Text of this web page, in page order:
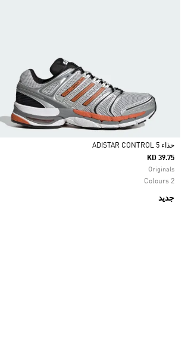
Selected
حذاء ADISTAR CONTROL 5
KD 39.75
Originals
2 Colours
جديد